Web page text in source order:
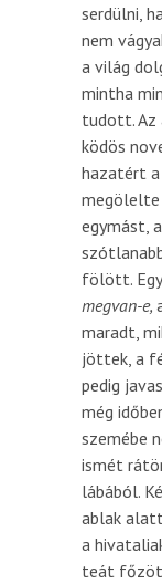
serdülni,
nem
a világ
mintha
tudott. Az
ködös
hazatért a
megölelte
egymást,
fölött.
megvan-e,
maradt,
jöttek, a
pedig
még
szemébe
ismét
lábából.
ablak
a
teát